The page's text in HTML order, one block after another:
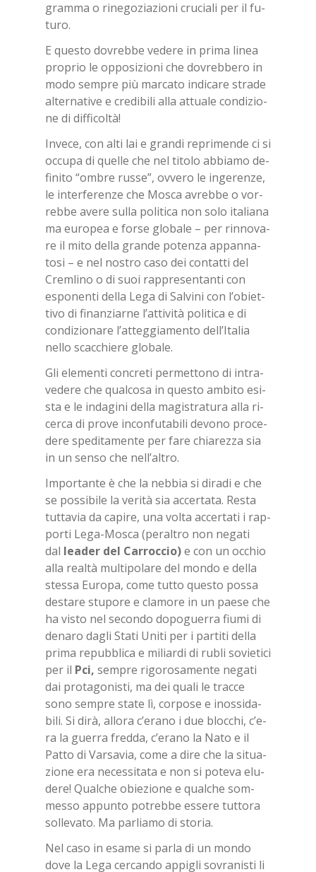
gram­ma o ri­ne­go­zia­zio­ni cru­cia­li per il fu­
tu­ro.
E que­sto do­vreb­be ve­de­re in pri­ma li­nea
pro­prio le op­po­si­zio­ni che do­vreb­be­ro in
modo sem­pre più mar­ca­to in­di­ca­re stra­de
al­ter­na­ti­ve e cre­di­bi­li alla at­tua­le con­di­zio­
ne di dif­fi­col­tà!
In­ve­ce, con alti lai e gran­di re­pri­men­de ci si
oc­cu­pa di quel­le che nel ti­to­lo ab­bia­mo de­
fi­ni­to “om­bre rus­se”, ov­ve­ro le in­ge­ren­ze,
le in­ter­fe­ren­ze che Mo­sca avreb­be o vor­
reb­be ave­re sul­la po­li­ti­ca non solo ita­lia­na
ma eu­ro­pea e for­se glo­ba­le – per rin­no­va­
re il mito del­la gran­de po­ten­za ap­pan­na­
to­si – e nel no­stro caso dei con­tat­ti del
Crem­li­no o di suoi rap­pre­sen­tan­ti con
espo­nen­ti del­la Lega di Sal­vi­ni con l’o­biet­
ti­vo di fi­nan­ziar­ne l’at­ti­vi­tà po­li­ti­ca e di
con­di­zio­na­re l’at­teg­gia­men­to del­l’I­ta­lia
nel­lo scac­chie­re glo­ba­le.
Gli ele­men­ti con­cre­ti per­met­to­no di in­tra­
ve­de­re che qual­co­sa in que­sto am­bi­to esi­
sta e le in­da­gi­ni del­la ma­gi­stra­tu­ra alla ri­
cer­ca di pro­ve in­con­fu­ta­bi­li de­vo­no pro­ce­
de­re spe­di­ta­men­te per fare chia­rez­za sia
in un sen­so che nel­l’al­tro.
Im­por­tan­te è che la neb­bia si di­ra­di e che
se pos­si­bi­le la ve­ri­tà sia ac­cer­ta­ta. Re­sta
tut­ta­via da ca­pi­re, una vol­ta ac­cer­ta­ti i rap­
por­ti Lega-Mo­sca (pe­ral­tro non ne­ga­ti
dal lea­der del Car­roc­cio)e con un oc­chio
alla real­tà mul­ti­po­la­re del mon­do e del­la
stes­sa Eu­ro­pa, come tut­to que­sto pos­sa
de­sta­re stu­po­re e cla­mo­re in un pae­se che
ha vi­sto nel se­con­do do­po­guer­ra fiu­mi di
de­na­ro da­gli Sta­ti Uni­ti per i par­ti­ti del­la
pri­ma re­pub­bli­ca e mi­liar­di di ru­bli so­vie­ti­ci
per il Pci, sem­pre ri­go­ro­sa­men­te ne­ga­ti
dai pro­ta­go­ni­sti, ma dei qua­li le trac­ce
sono sem­pre sta­te lì, cor­po­se e inos­si­da­
bi­li. Si dirà, al­lo­ra c’e­ra­no i due bloc­chi, c’e­
ra la guer­ra fred­da, c’e­ra­no la Nato e il
Pat­to di Var­sa­via, come a dire che la si­tua­
zio­ne era ne­ces­si­ta­ta e non si po­te­va elu­
de­re! Qual­che obie­zio­ne e qual­che som­
mes­so ap­pun­to po­treb­be es­se­re tut­to­ra
sol­le­va­to. Ma par­lia­mo di sto­ria.
Nel caso in esa­me si par­la di un mon­do
dove la Lega cer­can­do ap­pi­gli so­vra­ni­sti li